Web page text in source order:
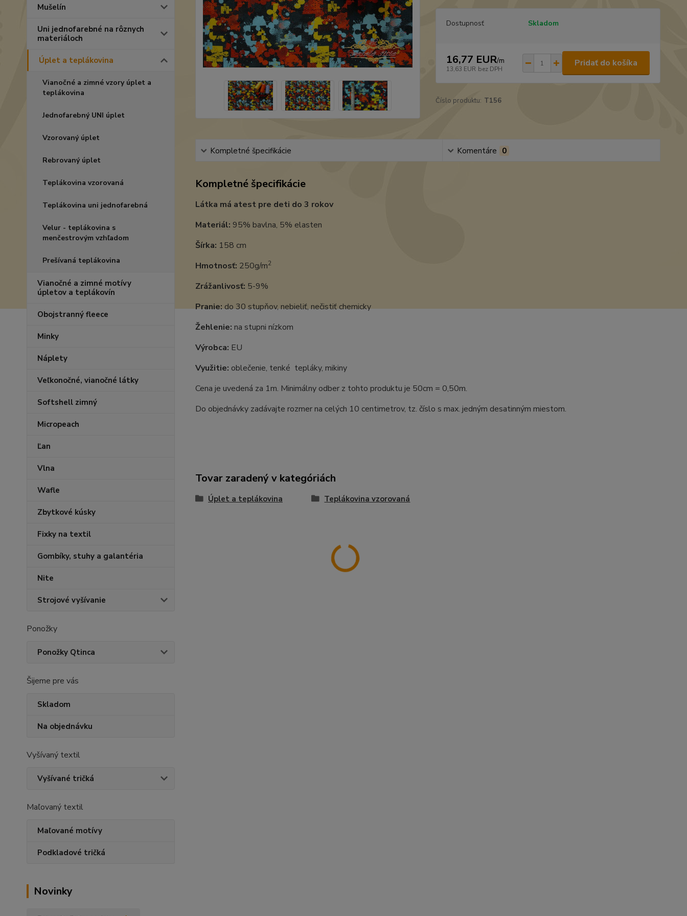
Mušelín
Uni jednofarebné na rôznych
materiáloch
Úplet a teplákovina
Vianočné a zimné vzory úplet a
teplákovina
Jednofarebný UNI úplet
Vzorovaný úplet
Rebrovaný úplet
Teplákovina vzorovaná
Teplákovina uni jednofarebná
Velur - teplákovina s
menčestrovým vzhľadom
Prešívaná teplákovina
Vianočné a zimné motívy
úpletov a teplákovín
Obojstranný fleece
Minky
Náplety
Veľkonočné, vianočné látky
Softshell zimný
Micropeach
Ľan
Vlna
Wafle
Zbytkové kúsky
Fixky na textil
Gombíky, stuhy a galantéria
Nite
Strojové vyšívanie
Ponožky
Ponožky Qtinca
Šijeme pre vás
Skladom
Na objednávku
Vyšívaný textil
Vyšívané tričká
Maľovaný textil
Maľované motívy
Podkladové tričká
Novinky
Dostupnosť Skladom
16,77 EUR/m
13,63 EUR bez DPH
Pridať do košíka
Číslo produktu: T156
Kompletné špecifikácie Komentáre 0
Kompletné špecifikácie
Látka má atest pre deti do 3 rokov
Materiál: 95% bavlna, 5% elasten
Šírka: 158 cm
Hmotnosť: 250g/m2
Zrážanlivosť: 5-9%
Pranie:do 30 stupňov, nebieliť, nečistiť chemicky
Žehlenie: na stupni nízkom
Výrobca: EU
Využitie: oblečenie, tenké tepláky, mikiny
Cena je uvedená za 1m. Minimálny odber z tohto produktu je 50cm = 0,50m.
Do objednávky zadávajte rozmer na celých 10 centimetrov, tz. číslo s max. jedným desatinným miestom.
Tovar zaradený v kategóriách
Úplet a teplákovina Teplákovina vzorovaná